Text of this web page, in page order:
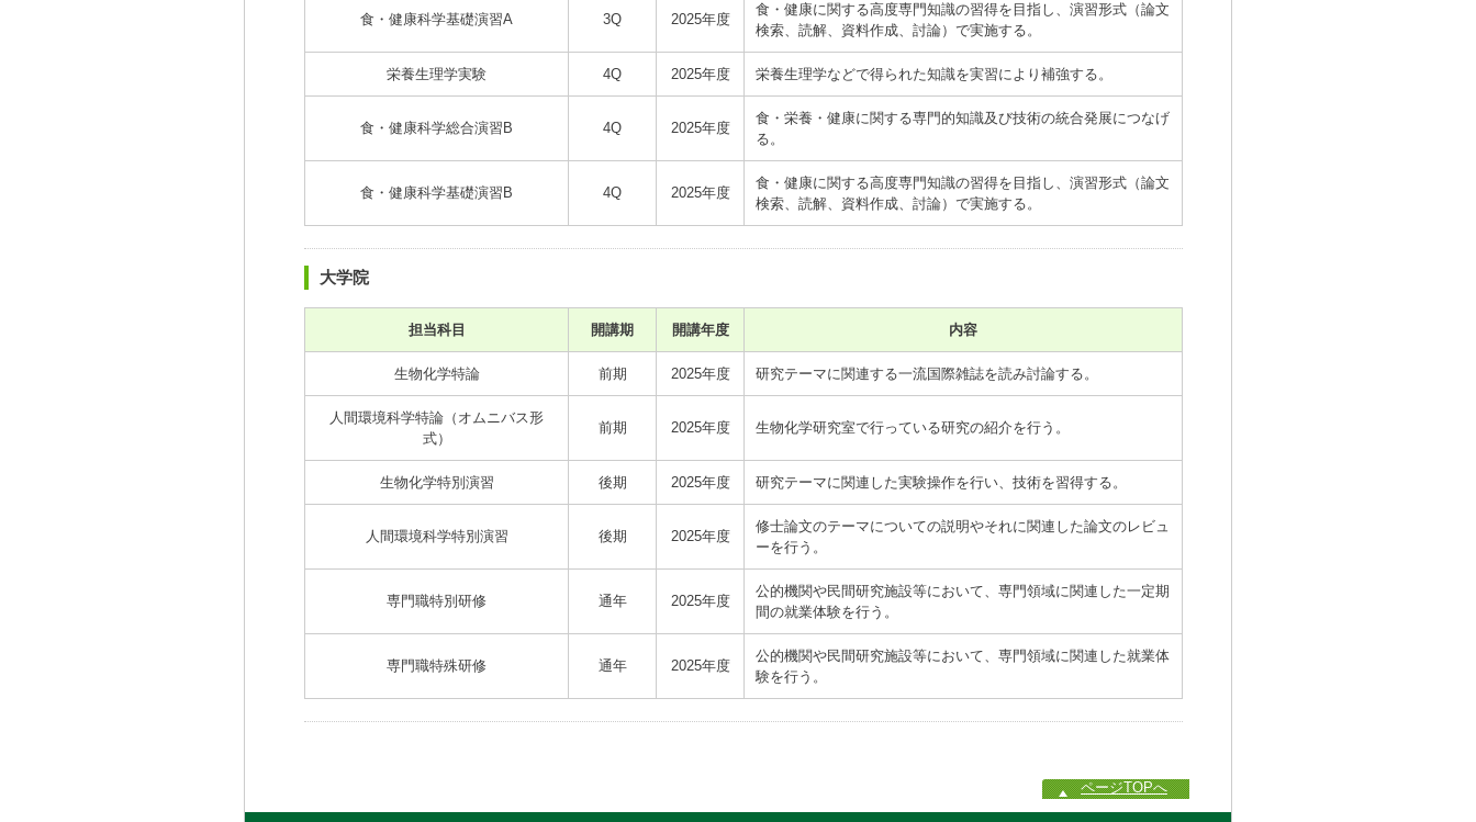
食・健康科学基礎演習A 3Q 2025年度
食・健康に関する高度専門知識の習得を目指し、演習形式（論文
検索、読解、資料作成、討論）で実施する。
栄養生理学実験 4Q 2025年度 栄養生理学などで得られた知識を実習により補強する。
食・健康科学総合演習B 4Q 2025年度
食・栄養・健康に関する専門的知識及び技術の統合発展につなげ
る。
食・健康科学基礎演習B 4Q 2025年度
食・健康に関する高度専門知識の習得を目指し、演習形式（論文
検索、読解、資料作成、討論）で実施する。
大学院
担当科目 開講期 開講年度 内容
生物化学特論 前期 2025年度 研究テーマに関連する一流国際雑誌を読み討論する。
人間環境科学特論（オムニバス形
式）
前期 2025年度 生物化学研究室で行っている研究の紹介を行う。
生物化学特別演習 後期 2025年度 研究テーマに関連した実験操作を行い、技術を習得する。
人間環境科学特別演習 後期 2025年度
修士論文のテーマについての説明やそれに関連した論文のレビュ
ーを行う。
専門職特別研修 通年 2025年度
公的機関や民間研究施設等において、専門領域に関連した一定期
間の就業体験を行う。
専門職特殊研修 通年 2025年度
公的機関や民間研究施設等において、専門領域に関連した就業体
験を行う。
ページTOPへ